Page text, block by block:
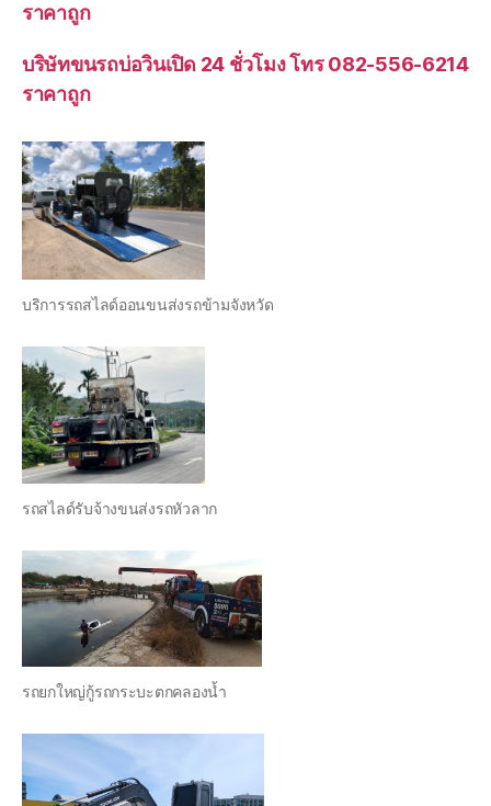
ราคาถูก
บริษัทขนรถบ่อวินเปิด 24 ชั่วโมง โทร 082-556-6214
ราคาถูก
บริการรถสไลด์ออนขนส่งรถข้ามจังหวัด
รถสไลด์รับจ้างขนส่งรถหัวลาก
รถยกใหญ่กู้รถกระบะตกคลองน้ำ